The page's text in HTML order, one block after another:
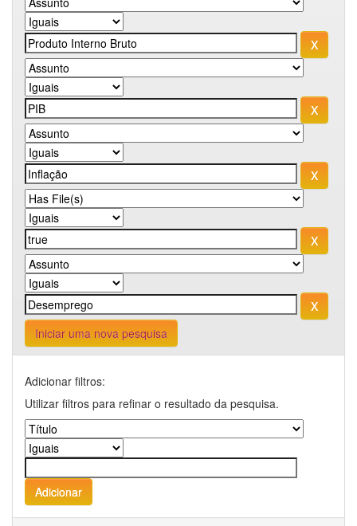
Iniciar uma nova pesquisa
Adicionar filtros:
Utilizar filtros para refinar o resultado da pesquisa.